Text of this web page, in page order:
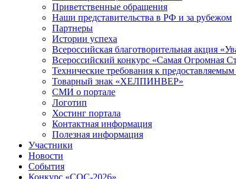
Приветственные обращения
Наши представительства в РФ и за рубежом
Партнеры
Истории успеха
Всероссийская благотворительная акция
Всероссийский конкурс «Самая Огромная
Технические требования к
Товарный знак «ХЕЛПИНВЕР»
СМИ о портале
Логотип
Хостинг портала
Контактная информация
Полезная информация
Участники
Новости
События
Конкурс «СОС-2026»